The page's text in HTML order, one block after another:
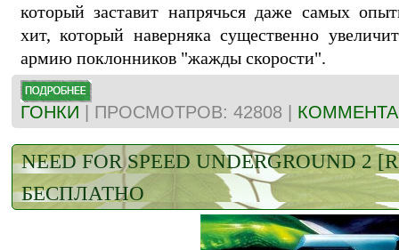
который заставит напрячься даже самых
хит, который наверняка существенно
армию поклонников "жажды скорости".
ГОНКИ | ПРОСМОТРОВ: 42808 |
NEED FOR SPEED UNDERGROUND 2
БЕСПЛАТНО